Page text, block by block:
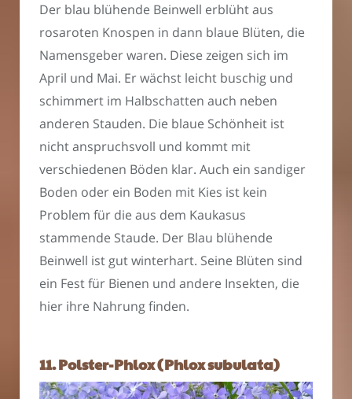
Der blau blühende Beinwell erblüht aus
rosaroten Knospen in dann blaue Blüten, die
Namensgeber waren. Diese zeigen sich im
April und Mai. Er wächst leicht buschig und
schimmert im Halbschatten auch neben
anderen Stauden. Die blaue Schönheit ist
nicht anspruchsvoll und kommt mit
verschiedenen Böden klar. Auch ein sandiger
Boden oder ein Boden mit Kies ist kein
Problem für die aus dem Kaukasus
stammende Staude. Der Blau blühende
Beinwell ist gut winterhart. Seine Blüten sind
ein Fest für Bienen und andere Insekten, die
hier ihre Nahrung finden.
11. Polster-Phlox (Phlox subulata)